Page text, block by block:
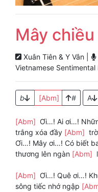
Mây chiều
Xuân Tiên & Y Vân |
Vietnamese Sentimental
b [Abm] # A
[Abm] Ơi…! Ai ơi…!
trắng xóa đầy [Abm]
Ơi…! Mây ơi…! Có biết
thương lên ngàn [Abm]
[Abm] Ơi…! Quê ơi…!
sông tiếc nhớ ngập